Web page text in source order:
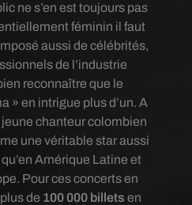
ne s’en est toujours pas
féminin il faut
aussi de célébrités,
de l’industrie
reconnaître que le
» en intrigue plus d’un. A
chanteur colombien
une véritable star aussi
Amérique Latine et
Pour ces concerts en
de 100 000 billets en